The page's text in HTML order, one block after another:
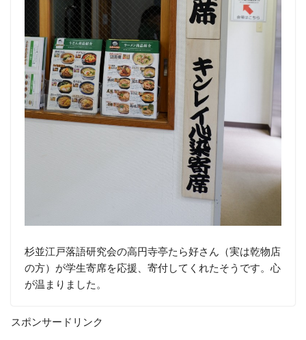
杉並江戸落語研究会の高円寺亭たら好さん（実は乾物店
の方）が学生寄席を応援、寄付してくれたそうです。心
が温まりました。
スポンサードリンク